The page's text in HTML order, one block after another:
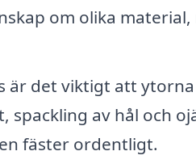
om olika
är det viktigt att
av hål och
fäster ordentligt.